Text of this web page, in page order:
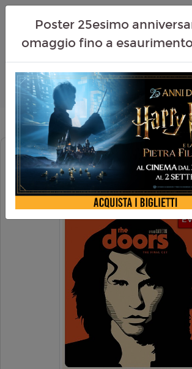
THE DOORS 4K (RIED.
DOLBY
Poster 25esimo
omaggio fino a